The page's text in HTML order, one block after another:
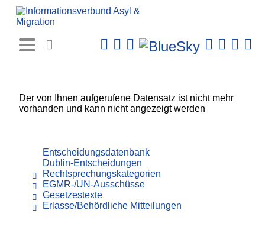
Der von Ihnen aufgerufene Datensatz ist nicht mehr
vorhanden und kann nicht angezeigt werden
Entscheidungsdatenbank
Dublin-Entscheidungen
Rechtsprechungskategorien
EGMR-/UN-Ausschüsse
Gesetzestexte
Erlasse/Behördliche Mitteilungen